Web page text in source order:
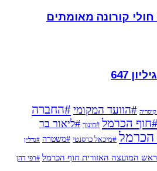
רמזור אדום: 20 חולי קורונה מאומתים
647
#הוועד המקומי#החברה
#חוף הכרמל #חינוך #ליאור בר
הכרמל #מיכאל כרסנטי #משטרה #נדל״ן
המועצה האזורית חוף הכרמל #רפי דהן